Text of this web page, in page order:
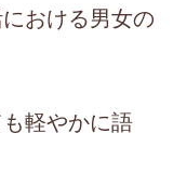
おける男女の
軽やかに語